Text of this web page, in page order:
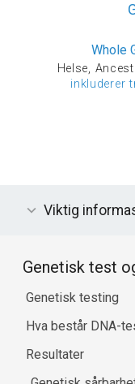
Whole
Helse,
inkluderer
Viktig
Genetisk test
Genetisk testing
Hva består DNA-
Resultater